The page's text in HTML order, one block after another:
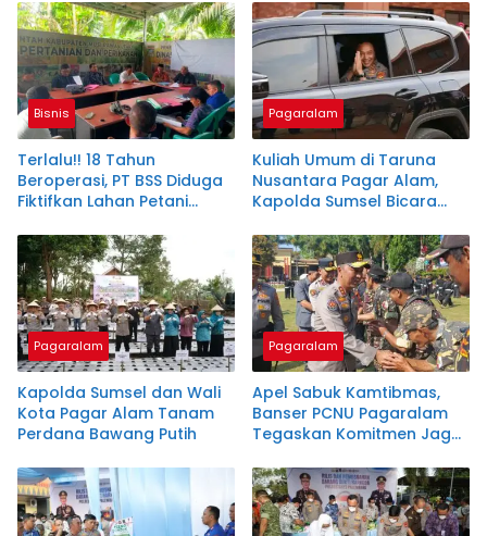
Bisnis
Terlalu!! 18 Tahun
Beroperasi, PT BSS Diduga
Fiktifkan Lahan Petani
Pagaralam
Kuliah Umum di Taruna
Nusantara Pagar Alam,
Kapolda Sumsel Bicara
Pagaralam
Kapolda Sumsel dan Wali
Kota Pagar Alam Tanam
Perdana Bawang Putih
Pagaralam
Apel Sabuk Kamtibmas,
Banser PCNU Pagaralam
Tegaskan Komitmen Jaga